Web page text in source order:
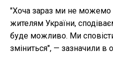
"Хоча зараз ми не можемо
жителям України,
буде можливо. Ми
зміниться", — зазначили в